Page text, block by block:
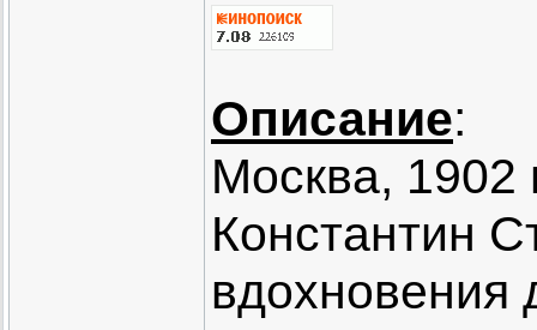
Описание:
Москва, 1902
Константин
вдохновения